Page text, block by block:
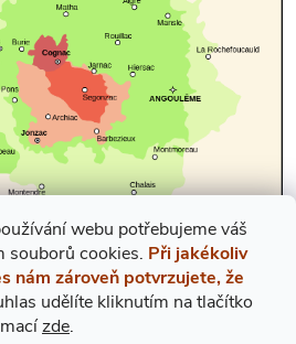
webu potřebujeme váš
souborů cookies. Při jakékoliv
nám zároveň potvrzujete, že
udělíte kliknutím na tlačítko
zde.